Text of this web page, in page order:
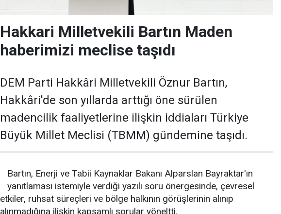
Hakkari Milletvekili Bartın Maden
haberimizi meclise taşıdı
DEM Parti Hakkâri Milletvekili Öznur Bartın,
Hakkâri'de son yıllarda arttığı öne sürülen
madencilik faaliyetlerine ilişkin iddiaları Türkiye
Büyük Millet Meclisi (TBMM) gündemine taşıdı.
Bartın, Enerji ve Tabii Kaynaklar Bakanı Alparslan Bayraktar'ın
yanıtlaması istemiyle verdiği yazılı soru önergesinde, çevresel
etkiler, ruhsat süreçleri ve bölge halkının görüşlerinin alınıp
alınmadığına ilişkin kapsamlı sorular yöneltti.